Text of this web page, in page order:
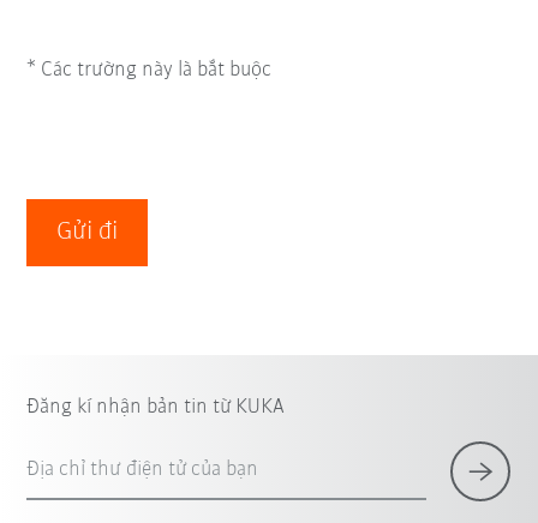
* Các trường này là bắt buộc
Gửi đi
Đăng kí nhận bản tin từ KUKA
Địa chỉ thư điện tử của bạn